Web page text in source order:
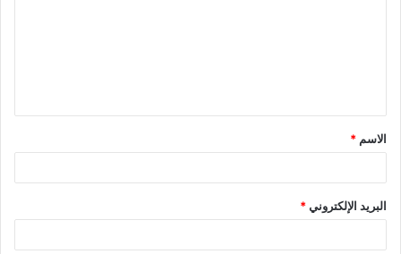
الاسم *
البريد الإلكتروني*